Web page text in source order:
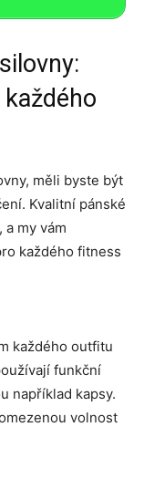
měli byste být
Kvalitní pánské
my vám
každého fitness
každého outfitu
funkční
například kapsy.
volnost